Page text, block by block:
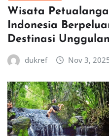
Wisata
Indonesia
Destinasi Unggulan
dukref Nov 3,